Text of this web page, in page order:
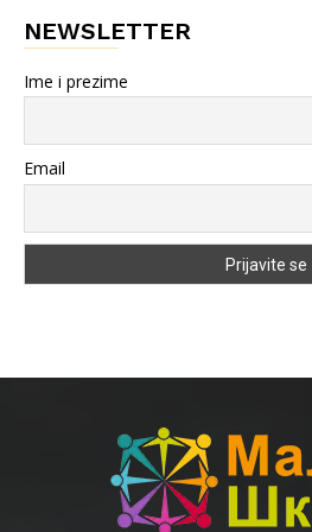
NEWSLETTER
Ime i prezime
Email